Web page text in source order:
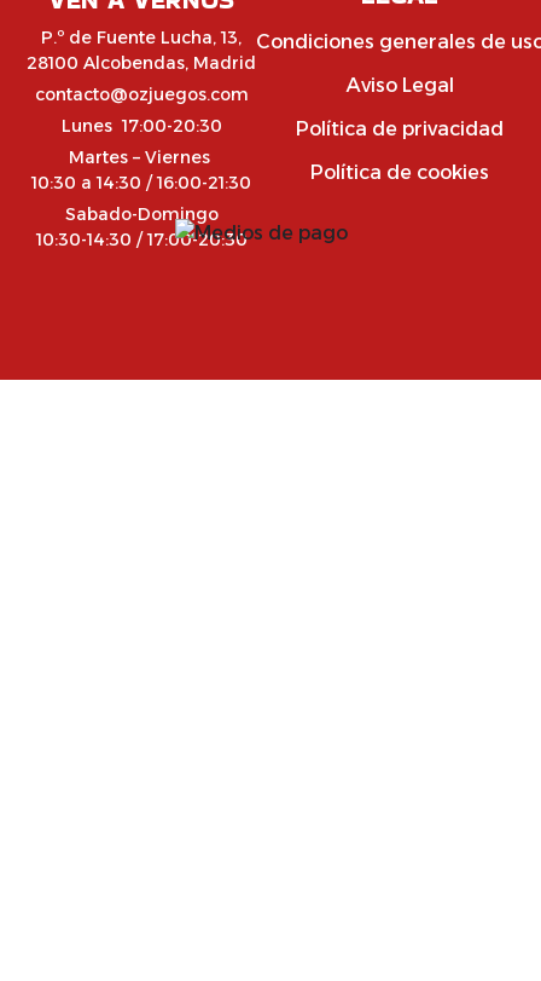
P.º de Fuente Lucha, 13,
28100 Alcobendas, Madrid
contacto@ozjuegos.com
Lunes 17:00-20:30
Martes – Viernes
10:30 a 14:30 / 16:00-21:30
Sabado-Domingo
10:30-14:30 / 17:00-20:30
Condiciones generales de
Aviso Legal
Política de privacidad
Política de cookies